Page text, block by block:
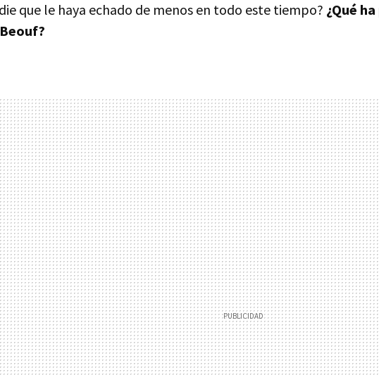
que le haya echado de menos en todo este tiempo? ¿Qué